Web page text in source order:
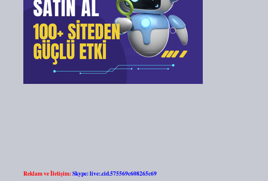
Reklam ve İletişim:Skype: live:.cid.575569c608265c69